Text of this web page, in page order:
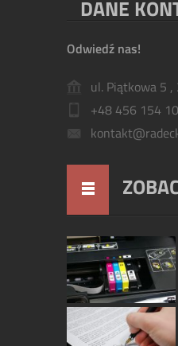
DANE
Odwiedź nas!
ul. Piątkowa 5
+48 456 154